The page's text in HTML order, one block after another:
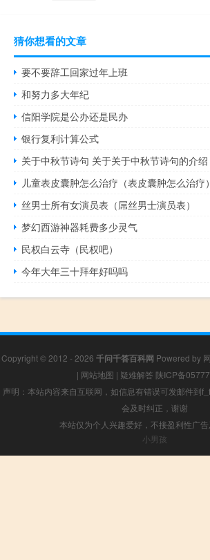
猜你想看的文章
要不要辞工回家过年上班
和努力多大年纪
信阳学院是公办还是民办
银行复利计算公式
关于中秋节诗句 关于关于中秋节诗句的介绍
儿童表皮囊肿怎么治疗（表皮囊肿怎么治疗）
丝男士所有女演员表（屌丝男士演员表）
梦幻西游神器耗费多少灵气
民权白云寺（民权吧）
今年大年三十拜年好吗吗
Copyright © 2012 - 2026 千问千答百科网 Powered by
| 网站地图 | 疑难解答 陕ICP备
声明：本站内容来自互联网，如信息有错误可发邮件到
会及时纠正，谢谢
本站仅为个人兴趣爱好，不接盈利性广
小男孩